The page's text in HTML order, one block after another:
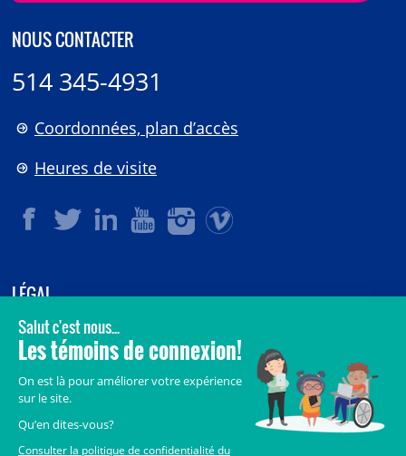
NOUS CONTACTER
514 345-4931
Coordonnées, plan d’accès
Heures de visite
LÉGAL
© 2006-2026CHU Sainte-Justine.
Tous droits réservés.
Crédits
Accès aux documents des organismes publics